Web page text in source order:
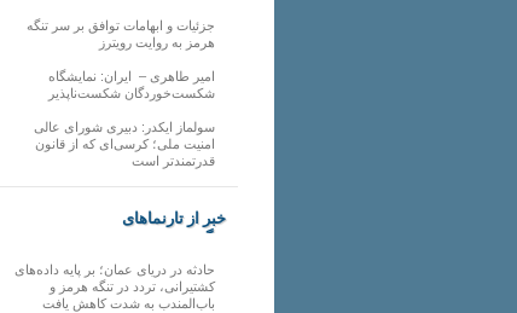
جزئیات و ابهامات توافق بر سر تنگه
هرمز به روایت رویترز
امیر طاهری – ایران: نمایشگاه
شکست‌خوردگان شکست‌ناپذیر
سولماز ایکدر: دبیری شورای عالی
امنیت ملی؛ کرسی‌ای که از قانون
قدرتمندتر است
خبر از تارنماهای
دیگر
حادثه در دریای عمان؛ بر پایه داده‌های
کشتیرانی، تردد در تنگه هرمز و
باب‌المندب به شدت کاهش یافت